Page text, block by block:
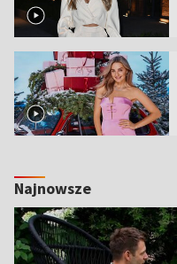
Najnowsze